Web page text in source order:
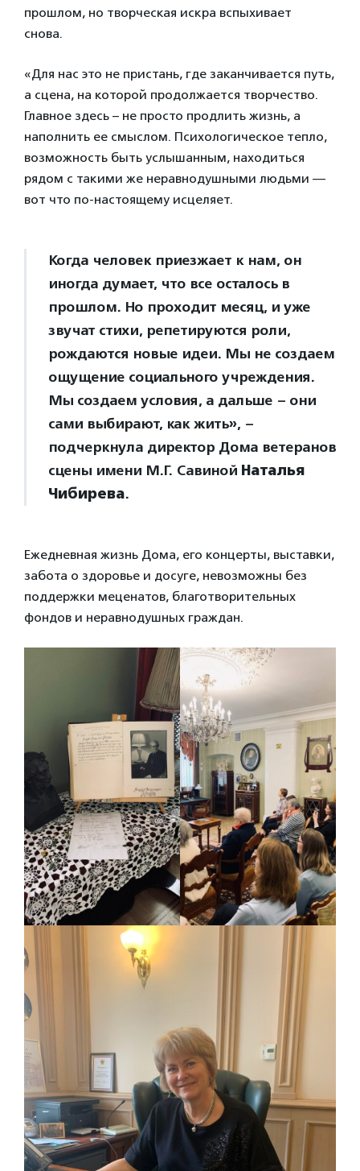
прошлом, но творческая искра вспыхивает
снова.
«Для нас это не пристань, где заканчивается путь,
а сцена, на которой продолжается творчество.
Главное здесь – не просто продлить жизнь, а
наполнить ее смыслом. Психологическое тепло,
возможность быть услышанным, находиться
рядом с такими же неравнодушными людьми —
вот что по-настоящему исцеляет.
Когда человек приезжает к нам, он
иногда думает, что все осталось в
прошлом. Но проходит месяц, и уже
звучат стихи, репетируются роли,
рождаются новые идеи. Мы не создаем
ощущение социального учреждения.
Мы создаем условия, а дальше – они
сами выбирают, как жить», –
подчеркнула директор Дома ветеранов
сцены имени М.Г. Савиной Наталья
Чибирева.
Ежедневная жизнь Дома, его концерты, выставки,
забота о здоровье и досуге, невозможны без
поддержки меценатов, благотворительных
фондов и неравнодушных граждан.